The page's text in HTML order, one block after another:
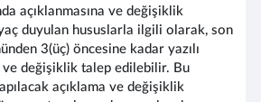
açıklanmasına ve değişiklik
duyulan hususlarla ilgili olarak, son
3(üç) öncesine kadar yazılı
ve değişiklik talep edilebilir. Bu
açıklama ve değişiklik